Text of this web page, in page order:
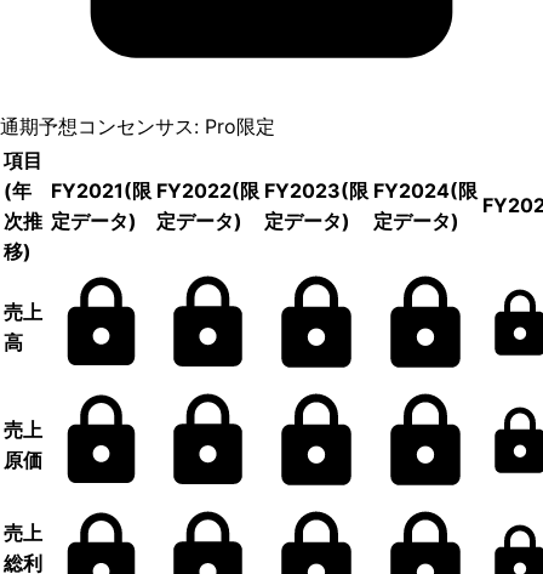
通期予想コンセンサス: Pro限定
項目
(年
次推
移)
FY2021(限
定データ)
FY2022(限
定データ)
FY2023(限
定データ)
FY2024(限
定データ)
売上
高
売上
原価
売上
総利